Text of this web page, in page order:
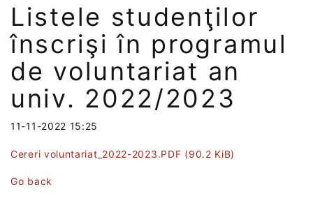
Listele studenţilor
înscrişi în programul
de voluntariat an
univ. 2022/2023
11-11-2022 15:25
Cereri voluntariat_2022-2023.PDF (90.2 KiB)
Go back